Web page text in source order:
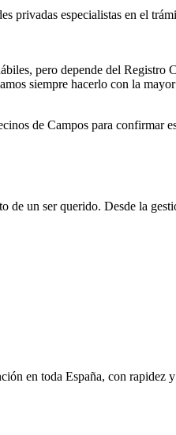
privadas especialistas en el
pero depende del Registro
siempre hacerlo con la
de Campos para confirmar
un ser querido. Desde la
en toda España, con rapidez